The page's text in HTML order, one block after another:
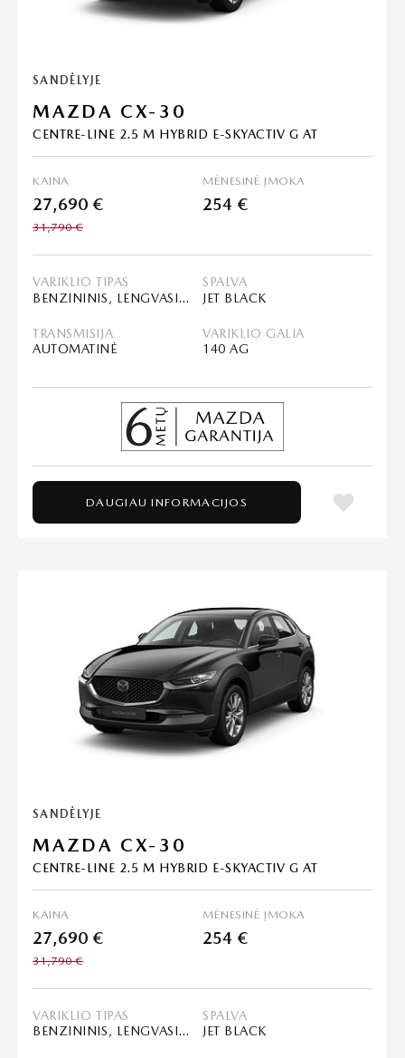
SANDĖLYJE
MAZDA CX-30
CENTRE-LINE 2.5 M HYBRID E-SKYACTIV G AT
KAINA
27,690 €
31,790 €
MĖNESINĖ ĮMOKA
254 €
VARIKLIO TIPAS
BENZININIS, LENGVASIS HIBRIDAS (MHEV)
SPALVA
JET BLACK
TRANSMISIJA
AUTOMATINĖ
VARIKLIO GALIA
140 AG
DAUGIAU INFORMACIJOS
SANDĖLYJE
MAZDA CX-30
CENTRE-LINE 2.5 M HYBRID E-SKYACTIV G AT
KAINA
27,690 €
31,790 €
MĖNESINĖ ĮMOKA
254 €
VARIKLIO TIPAS
BENZININIS, LENGVASIS HIBRIDAS (MHEV)
SPALVA
JET BLACK